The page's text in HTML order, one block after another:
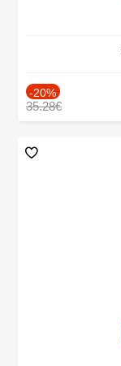
-20%
35.28€